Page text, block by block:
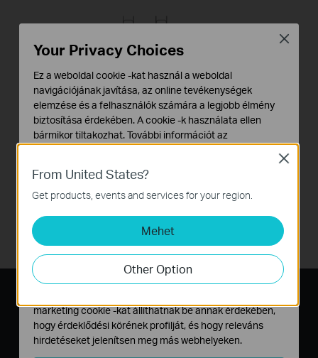
*A MIMO funkció HomePlug AV2-n belül
jelentősen javítja az adatátviteli sebességet,
különösen a csúcsidőszakokban.
Csatlakoztassa, Párosítsa,
Használja
From United States?
Get products, events and services for your region.
Mehet
Other Option
Close
Your Privacy Choices
Ez a weboldal cookie -kat használ a weboldal
navigációjának javítása, az online tevékenységek
elemzése és a felhasználók számára a legjobb élmény
biztosítása érdekében. A cookie -k használata ellen
bármikor tiltakozhat. További információt az
Alap Cookie-k
Ezek a cookie -k a webhely működéséhez szükségesek,
és nem tilthatók le a rendszereiben.
Marketing és Elemző Cookie-k
Az elemző cookie -k lehetővé teszik számunkra, hogy
elemezzük weboldalunkon végzett tevékenységeit, hogy
javítsuk és módosítsuk webhelyünk működését.
marketing cookie -kat állíthatnak be annak érdekében,
hogy érdeklődési körének profilját, és hogy releváns
hirdetéseket jelenítsen meg más webhelyeken.
Close